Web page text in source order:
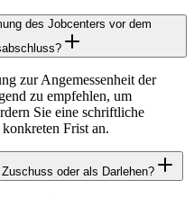
des Jobcenters vor dem
zur Angemessenheit der
zu empfehlen, um
Sie eine schriftliche
Frist an.
oder als Darlehen?